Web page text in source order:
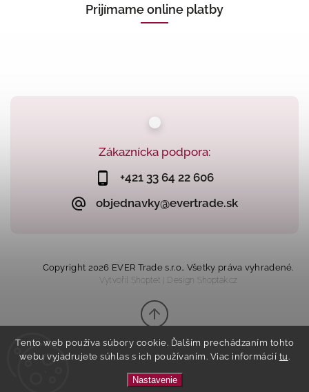
Tento web používa súbory cookie. Ďalším prechádzaním tohto
webu vyjadrujete súhlas s ich používaním. Viac informácií tu.
Nastavenie
Zákaznícka podpora:
+421 33 64 22 606
objednavky@evertrade.sk
Prijímame online platby
Copyright 2026 EVER Trade s.r.o.. Všetky práva vyhradené.
Vytvořil Shoptet | Design Shoptak.cz